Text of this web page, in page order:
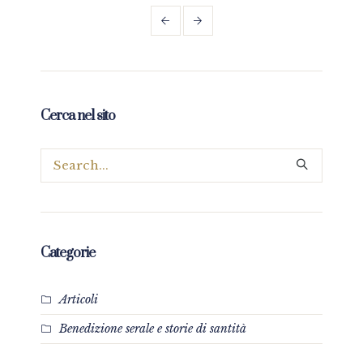
Cerca nel sito
Categorie
Articoli
Benedizione serale e storie di santità